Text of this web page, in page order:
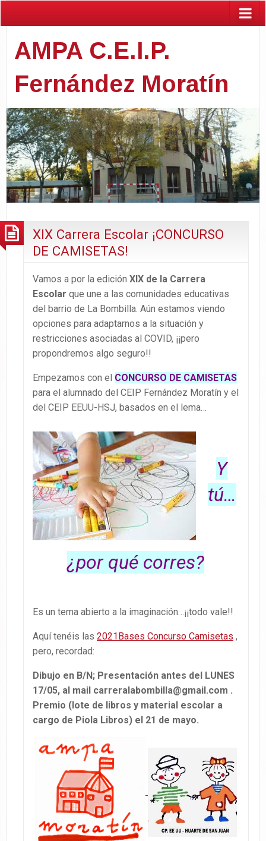
AMPA C.E.I.P.
Fernández Moratín
XIX Carrera Escolar ¡CONCURSO
DE CAMISETAS!
Vamos a por la edición XIX de la Carrera
Escolar que une a las comunidades educativas
del barrio de La Bombilla. Aún estamos viendo
opciones para adaptarnos a la situación y
restricciones asociadas al COVID, ¡¡pero
propondremos algo seguro!!
Empezamos con el CONCURSO DE CAMISETAS
para el alumnado del CEIP Fernández Moratín y el
del CEIP EEUU-HSJ, basados en el lema…
Y
tú…
¿por qué corres?
Es un tema abierto a la imaginación…¡¡todo vale!!
Aquí tenéis las 2021Bases Concurso Camisetas ,
pero, recordad:
Dibujo en B/N; Presentación antes del LUNES
17/05, al mail carreralabombilla@gmail.com .
Premio (lote de libros y material escolar a
cargo de Piola Libros) el 21 de mayo.